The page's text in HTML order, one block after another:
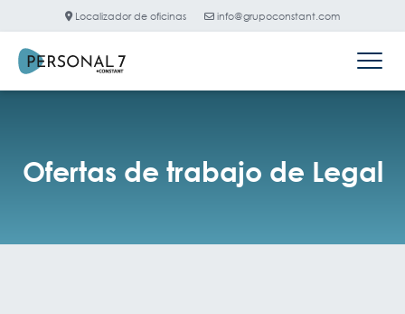
Localizador de oficinas info@grupoconstant.com
Ofertas de trabajo de Legal